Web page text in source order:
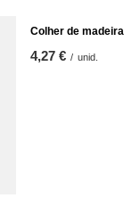
Colher de madeira
4,27 € / unid.